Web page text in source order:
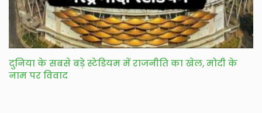
दुनिया के सबसे बड़े स्टेडियम में राजनीति का खेल, मोदी के
नाम पर विवाद